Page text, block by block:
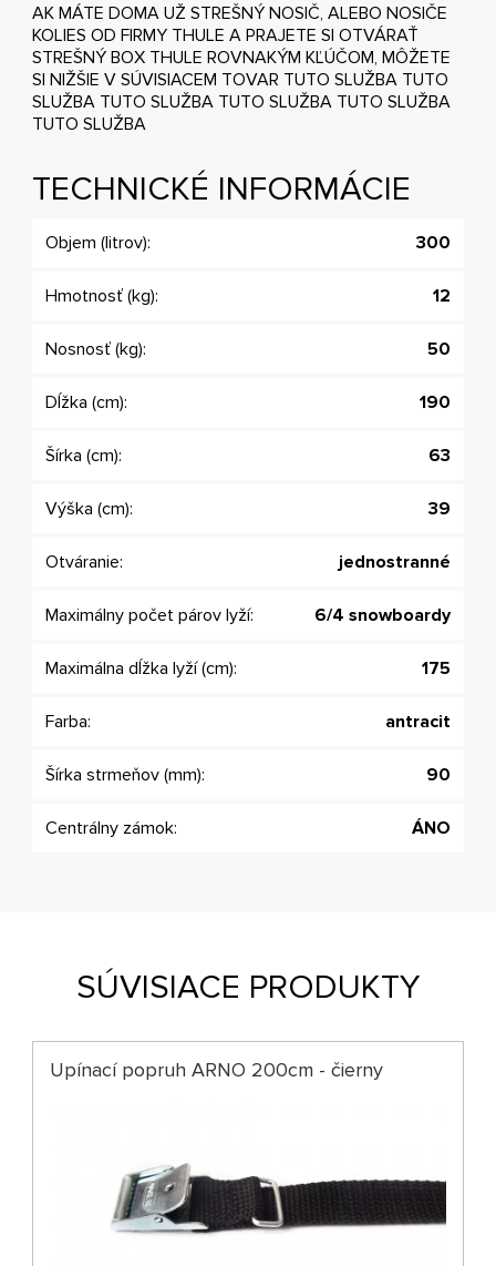
AK MÁTE DOMA UŽ STREŠNÝ NOSIČ, ALEBO NOSIČE
KOLIES OD FIRMY THULE A PRAJETE SI OTVÁRAŤ
STREŠNÝ BOX THULE ROVNAKÝM KĽÚČOM, MÔŽETE
SI NIŽŠIE V SÚVISIACEM TOVAR TUTO SLUŽBA TUTO
SLUŽBA TUTO SLUŽBA TUTO SLUŽBA TUTO SLUŽBA
TUTO SLUŽBA
TECHNICKÉ INFORMÁCIE
Objem (litrov): 300
Hmotnosť (kg): 12
Nosnosť (kg): 50
Dĺžka (cm): 190
Šírka (cm): 63
Výška (cm): 39
Otváranie: jednostranné
Maximálny počet párov lyží: 6/4 snowboardy
Maximálna dĺžka lyží (cm): 175
Farba: antracit
Šírka strmeňov (mm): 90
Centrálny zámok: ÁNO
SÚVISIACE PRODUKTY
Upínací popruh ARNO 200cm - čierny